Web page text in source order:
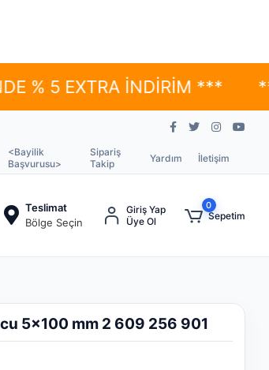
İNDİRİM *** ***
<Bayilik
Başvurusu>
Sipariş
Takip
Yardım İletişim
Teslimat
Bölge Seçin
Giriş Yap
Üye Ol
0
Sepetim
5x100 mm 2 609 256 901